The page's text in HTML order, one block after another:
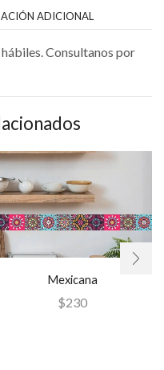
ADICIONAL
Consultanos por
Mexicana
$230